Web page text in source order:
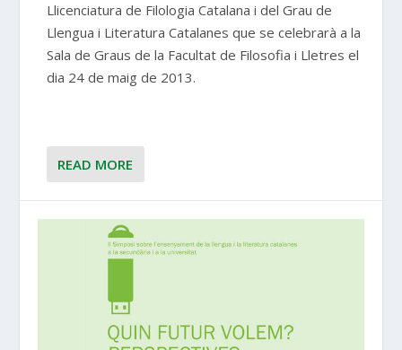
Llicenciatura de Filologia Catalana i del Grau de
Llengua i Literatura Catalanes que se celebrarà a la
Sala de Graus de la Facultat de Filosofia i Lletres el
dia 24 de maig de 2013.
READ MORE